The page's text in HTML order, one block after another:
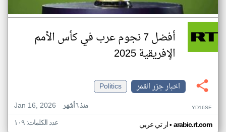
أفضل 7 نجوم عرب في كأس الأمم
الإفريقية 2025
اخبار جزر القمر
Politics
Jan 16, 2026
منذ ٦ أشهر YD16SE
ار تي عربي• arabic.rt.com عدد الكلمات: ١٠٩